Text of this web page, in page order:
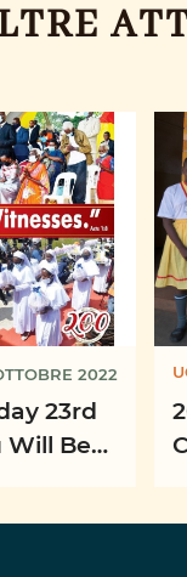
2022
23rd
Will Be